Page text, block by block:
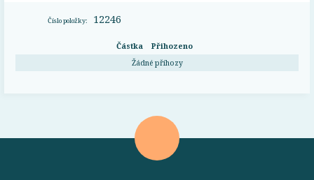
Číslo položky: 12246
Částka
Přihozeno
Žádné příhozy